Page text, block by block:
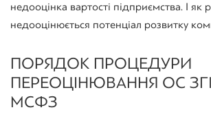
недооцінка вартості підприємства. І як
недооцінюється потенціал розвитку
ПОРЯДОК ПРОЦЕДУРИ
ПЕРЕОЦІНЮВАННЯ ОС
МСФЗ